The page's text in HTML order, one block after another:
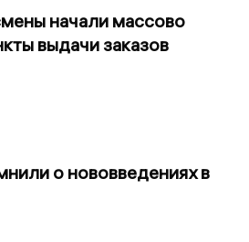
начали массово
выдачи заказов
о нововведениях в